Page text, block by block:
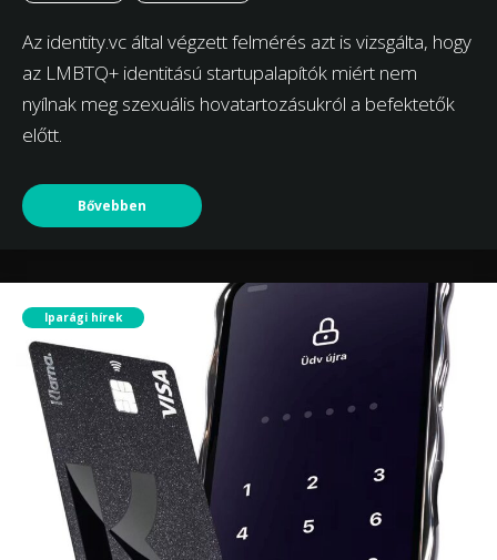
Az identity.vc által végzett felmérés azt is vizsgálta, hogy
az LMBTQ+ identitású startupalapítók miért nem
nyílnak meg szexuális hovatartozásukról a befektetők
előtt.
Bővebben
Iparági hírek